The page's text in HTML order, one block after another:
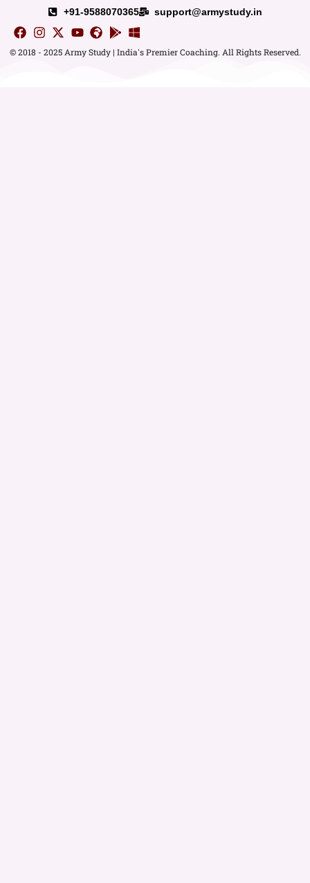
+91-9588070365 support@armystudy.in
© 2018 - 2025 Army Study | India's Premier Coaching. All Rights Reserved.